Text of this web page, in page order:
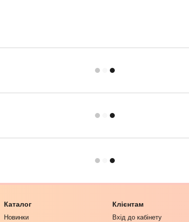
Каталог
Новинки
Клієнтам
Вхід до кабінету